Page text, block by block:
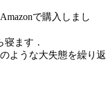
で購入しまし
ます．
ような大失態を繰り返